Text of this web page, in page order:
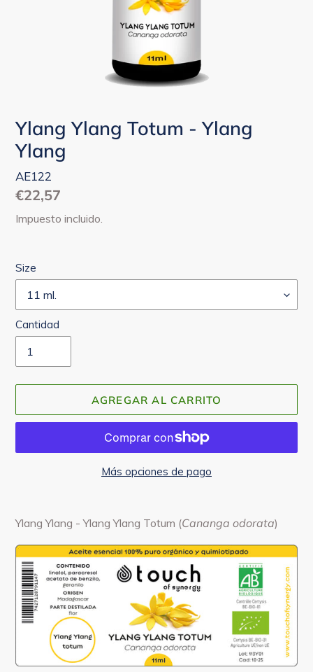
Ylang Ylang Totum - Ylang
Ylang
AE122
Precio
habitual
€22,57
Impuesto incluido.
Size
Cantidad
AGREGAR AL CARRITO
Más opciones de pago
el
a
tu
carrito
Ylang Ylang - Ylang Ylang Totum (Cananga odorata)